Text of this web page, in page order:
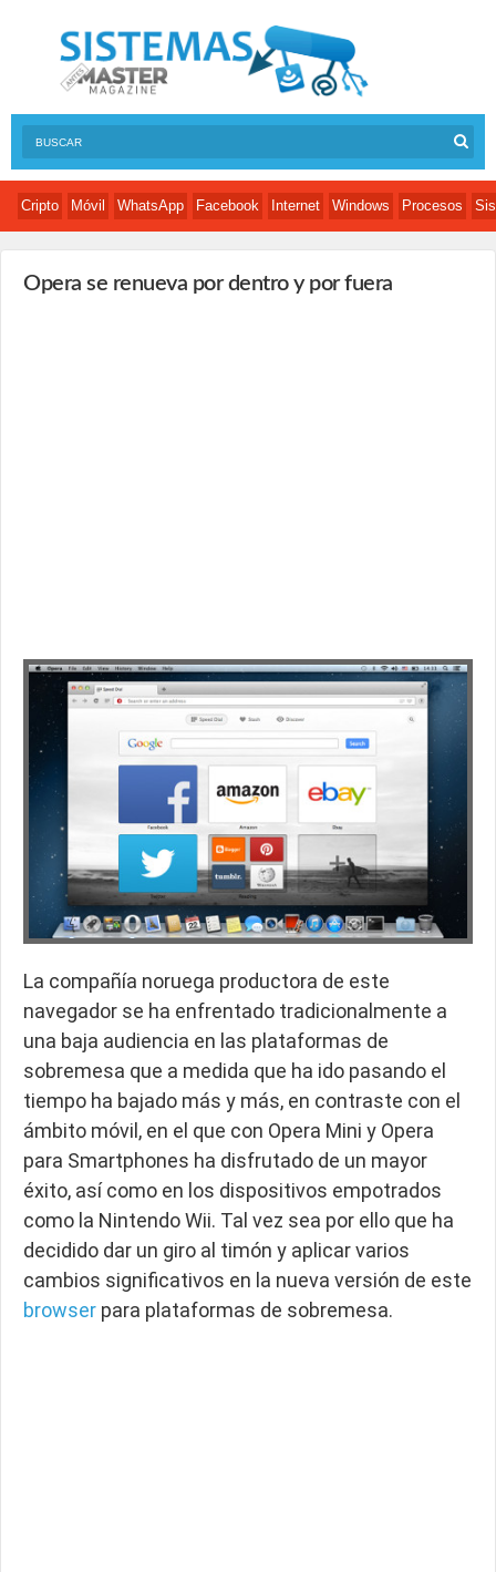
Cripto Móvil WhatsApp Facebook Internet Windows Procesos
Opera se renueva por dentro y por fuera
La compañía noruega productora de este
navegador se ha enfrentado tradicionalmente a
una baja audiencia en las plataformas de
sobremesa que a medida que ha ido pasando el
tiempo ha bajado más y más, en contraste con el
ámbito móvil, en el que con Opera Mini y Opera
para Smartphones ha disfrutado de un mayor
éxito, así como en los dispositivos empotrados
como la Nintendo Wii. Tal vez sea por ello que ha
decidido dar un giro al timón y aplicar varios
cambios significativos en la nueva versión de este
browser para plataformas de sobremesa.